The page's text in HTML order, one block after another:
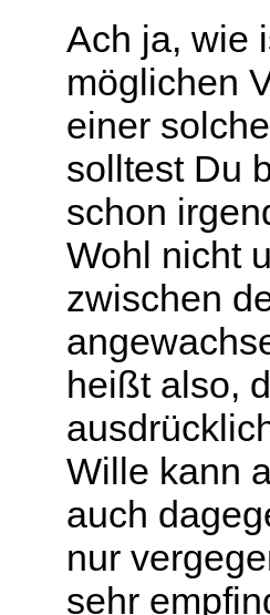
Ach ja, wie
möglichen
einer
solltest Du
schon
Wohl nicht
zwischen
heißt also,
Wille kann
auch
nur
sehr